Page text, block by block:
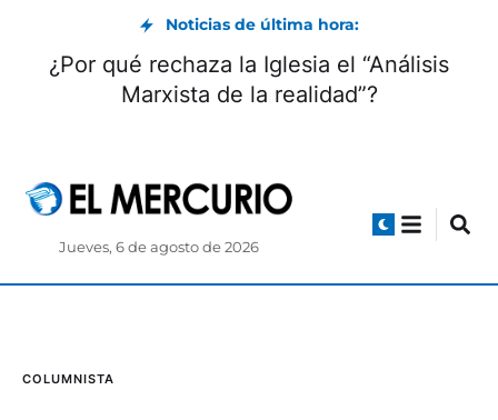
Noticias de última hora:
¿Por qué rechaza la Iglesia el “Análisis
Marxista de la realidad”?
Jueves, 6 de agosto de 2026
COLUMNISTA